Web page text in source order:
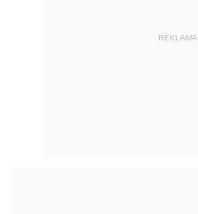
REKLAMA